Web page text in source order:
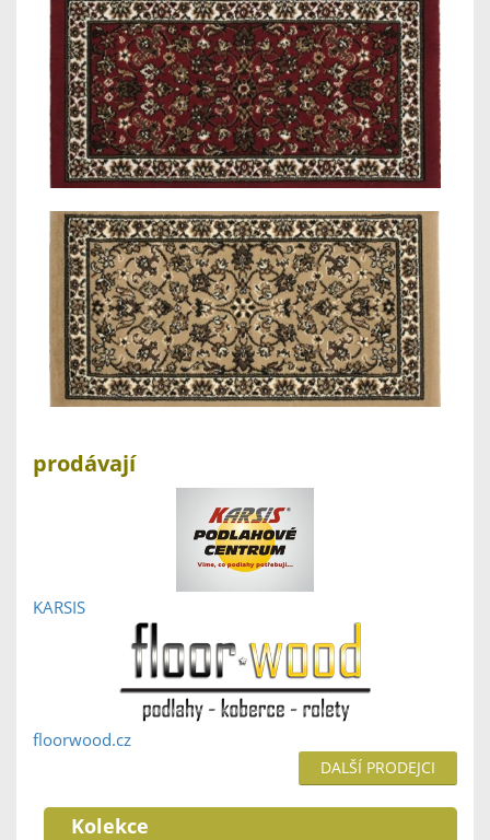
prodávají
KARSIS
floorwood.cz
DALŠÍ PRODEJCI
Kolekce